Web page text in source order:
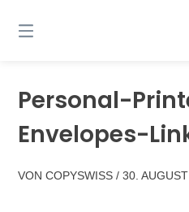
zum
Personal-
Envelopes-
VONCOPYSWISS / 30.